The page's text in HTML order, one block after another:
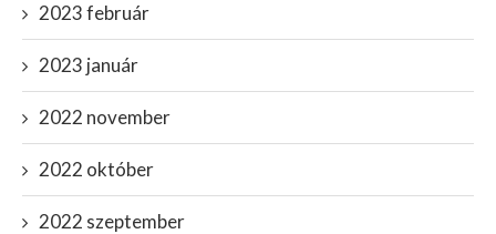
2023 február
2023 január
2022 november
2022 október
2022 szeptember